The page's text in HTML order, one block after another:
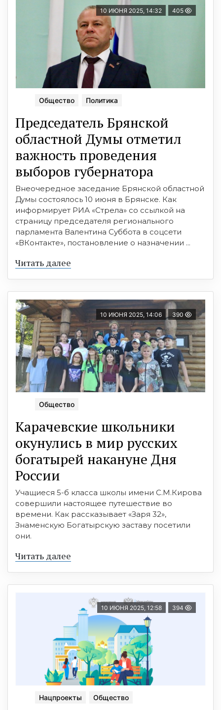
10 ИЮНЯ 2025, 14:32 405
Общество Политика
Председатель Брянской
областной Думы отметил
важность проведения
выборов губернатора
Внеочередное заседание Брянской областной
Думы состоялось 10 июня в Брянске. Как
информирует РИА «Стрела» со ссылкой на
страницу председателя регионального
парламента Валентина Суббота в соцсети
«ВКонтакте», постановление о назначении ...
Читать далее
10 ИЮНЯ 2025, 14:06 390
Общество
Карачевские школьники
окунулись в мир русских
богатырей накануне Дня
России
Учащиеся 5-б класса школы имени С.М.Кирова
совершили настоящее путешествие во
времени. Как рассказывает «Заря 32»,
Знаменскую Богатырскую заставу посетили
они.
Читать далее
10 ИЮНЯ 2025, 12:58 394
Нацпроекты Общество